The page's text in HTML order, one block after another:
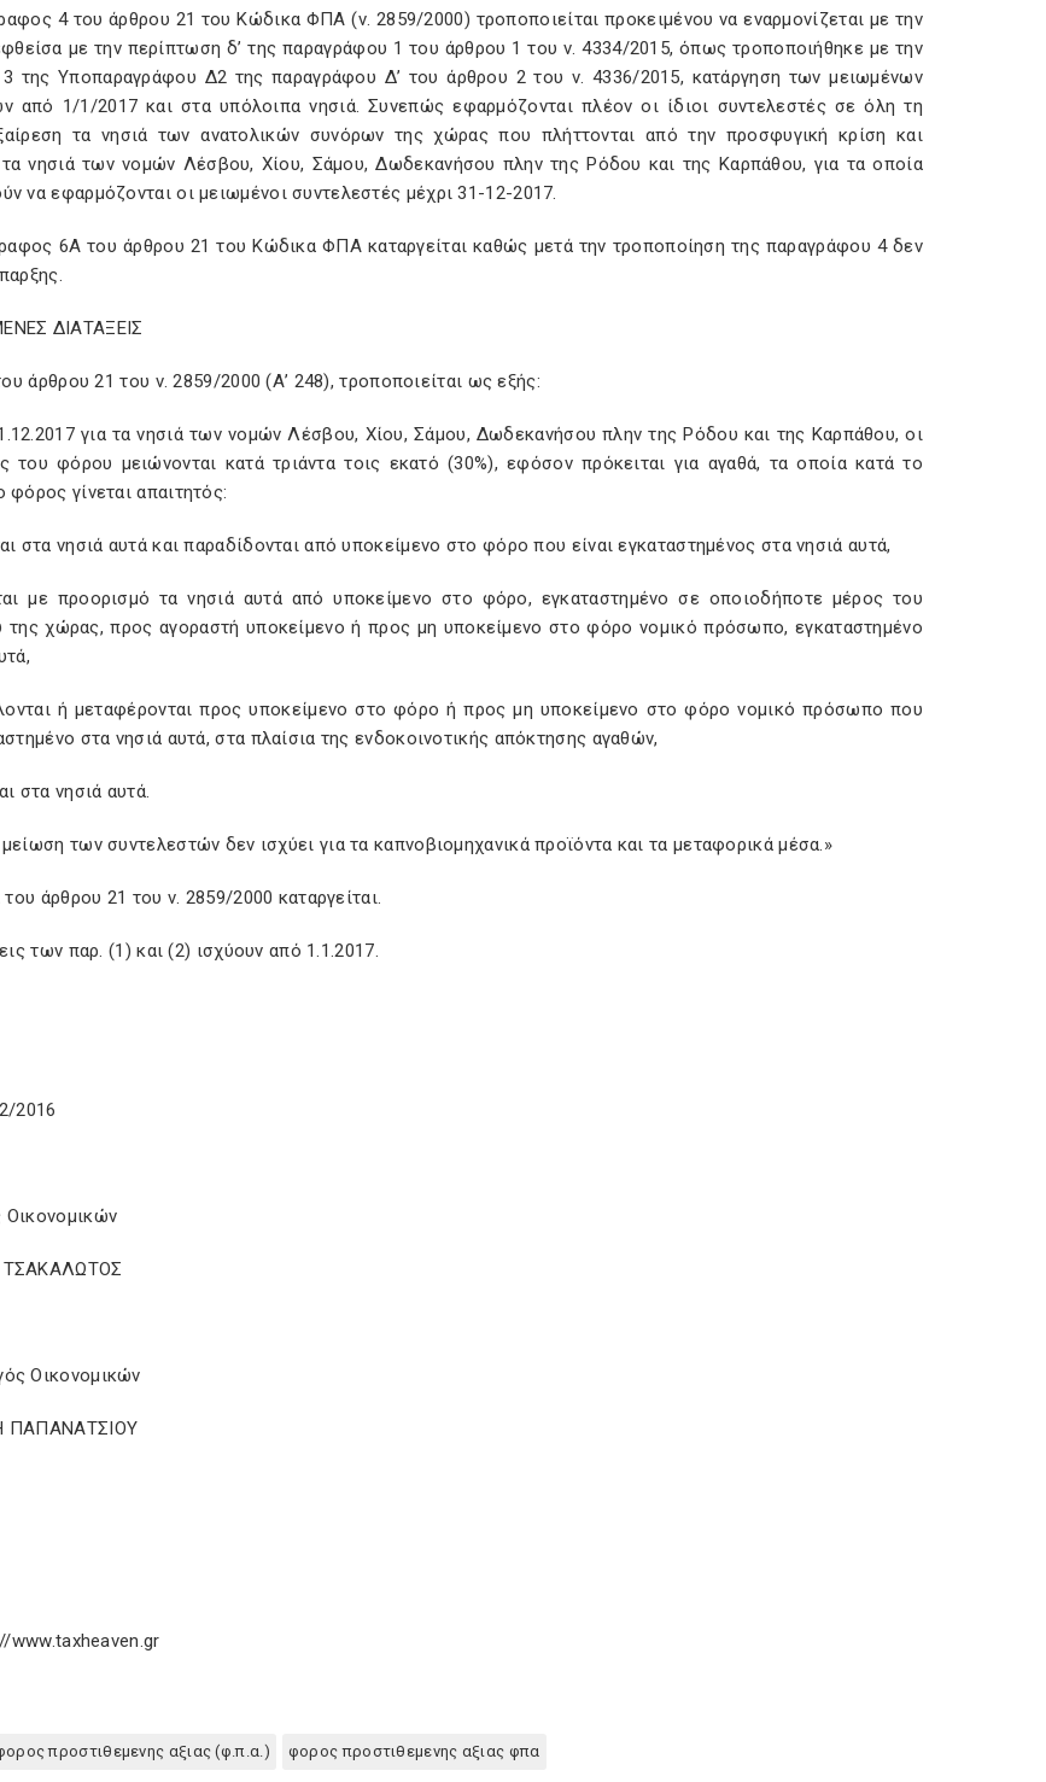
4 του άρθρου 21 του Κώδικα ΦΠΑ (ν. 2859/2000) τροποποιείται προκειμένου να εναρμονίζεται με την
με την περίπτωση δ’ της παραγράφου 1 του άρθρου 1 του ν. 4334/2015, όπως τροποποιήθηκε με την
της Υποπαραγράφου Δ2 της παραγράφου Δ’ του άρθρου 2 του ν. 4336/2015, κατάργηση των μειωμένων
από 1/1/2017 και στα υπόλοιπα νησιά. Συνεπώς εφαρμόζονται πλέον οι ίδιοι συντελεστές σε όλη τη
τα νησιά των ανατολικών συνόρων της χώρας που πλήττονται από την προσφυγική κρίση και
τα νησιά των νομών Λέσβου, Χίου, Σάμου, Δωδεκανήσου πλην της Ρόδου και της Καρπάθου, για τα οποία
να εφαρμόζονται οι μειωμένοι συντελεστές μέχρι 31-12-2017.
6Α του άρθρου 21 του Κώδικα ΦΠΑ καταργείται καθώς μετά την τροποποίηση της παραγράφου 4 δεν
ΔΙΑΤΑΞΕΙΣ
άρθρου 21 του ν. 2859/2000 (Α’ 248), τροποποιείται ως εξής:
για τα νησιά των νομών Λέσβου, Χίου, Σάμου, Δωδεκανήσου πλην της Ρόδου και της Καρπάθου, οι
του φόρου μειώνονται κατά τριάντα τοις εκατό (30%), εφόσον πρόκειται για αγαθά, τα οποία κατά το
γίνεται απαιτητός:
στα νησιά αυτά και παραδίδονται από υποκείμενο στο φόρο που είναι εγκαταστημένος στα νησιά αυτά,
με προορισμό τα νησιά αυτά από υποκείμενο στο φόρο, εγκαταστημένο σε οποιοδήποτε μέρος του
της χώρας, προς αγοραστή υποκείμενο ή προς μη υποκείμενο στο φόρο νομικό πρόσωπο, εγκαταστημένο
ή μεταφέρονται προς υποκείμενο στο φόρο ή προς μη υποκείμενο στο φόρο νομικό πρόσωπο που
στα νησιά αυτά, στα πλαίσια της ενδοκοινοτικής απόκτησης αγαθών,
στα νησιά αυτά.
των συντελεστών δεν ισχύει για τα καπνοβιομηχανικά προϊόντα και τα μεταφορικά μέσα.»
άρθρου 21 του ν. 2859/2000 καταργείται.
των παρ. (1) και (2) ισχύουν από 1.1.2017.
2016
ΤΣΑΚΑΛΩΤΟΣ
Οικονομικών
ΠΑΠΑΝΑΤΣΙΟΥ
www.taxheaven.gr
προστιθεμενης αξιας (φ.π.α.) φορος προστιθεμενης αξιας φπα